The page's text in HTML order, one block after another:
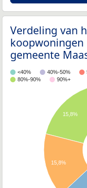
Verdeling van
gemeente
<40% 40%-50%
80%-90%
90%+
15,8%
15,8%